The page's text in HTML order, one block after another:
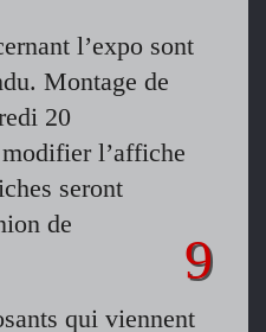
l’expo sont
Montage de
20
l’affiche
seront
de
qui viennent